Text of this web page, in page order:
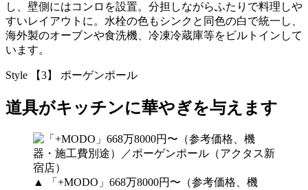
し、壁側にはコンロを設置。分担しながらふたりで料理しや
すいレイアウトに。水栓の色もシンクと同色の白で統一し、
海外製のオーブンや食洗機、冷凍冷蔵庫等をビルトインして
います。
Style 【3】 ポーゲンポール
道具がキッチンに華やぎを与えます
▲ 「+MODO」668万8000円〜（参考価格、機